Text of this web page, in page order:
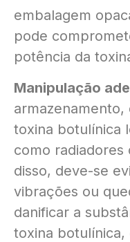
embalagem
pode
potência da
Manipulação
toxina botulínica
como radiadores
disso, deve-se
vibrações ou
danificar a
toxina botulínica,